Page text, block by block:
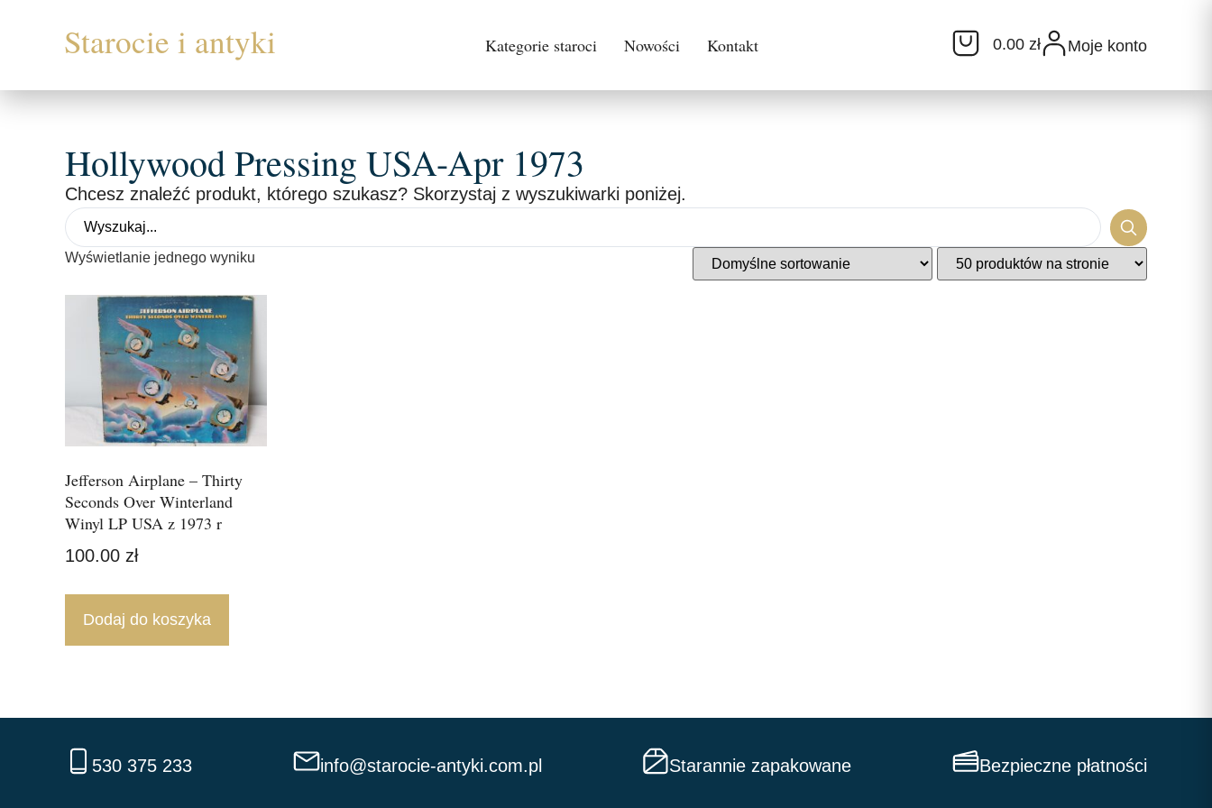
Kategorie staroci Nowości Kontakt 0.00 zł Moje konto
Hollywood Pressing USA-Apr 1973
Chcesz znaleźć produkt, którego szukasz? Skorzystaj z wyszukiwarki poniżej.
Wyświetlanie jednego wyniku
Jefferson Airplane – Thirty
Seconds Over Winterland
Winyl LP USA z 1973 r
100.00 zł
Dodaj do koszyka
530 375 233 info@starocie-antyki.com.pl Starannie zapakowane Bezpieczne płatności